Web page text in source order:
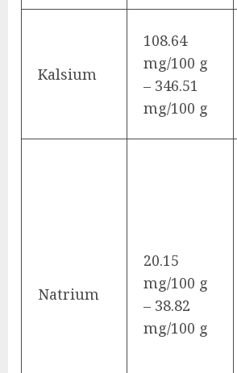
Kalsium
108.64
mg/100 g
– 346.51
mg/100 g
Natrium
20.15
mg/100 g
– 38.82
mg/100 g